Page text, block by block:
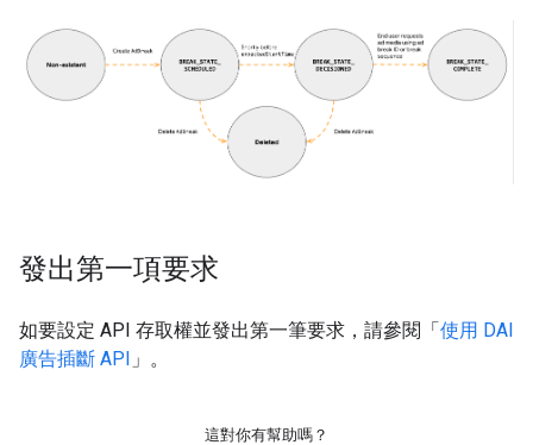
發出第一項要求
如要設定 API 存取權並發出第一筆要求，請參閱「使用 DAI
廣告插斷 API 」。
這對你有幫助嗎？